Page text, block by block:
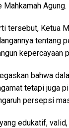
Mahkamah Agung.
tersebut, Ketua
tentang
kepercayaan
bahwa
tetapi juga
persepsi
edukatif,